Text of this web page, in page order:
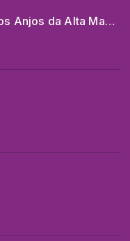
Tratamento Corpo de Dor com os Anjos da Alta Magia